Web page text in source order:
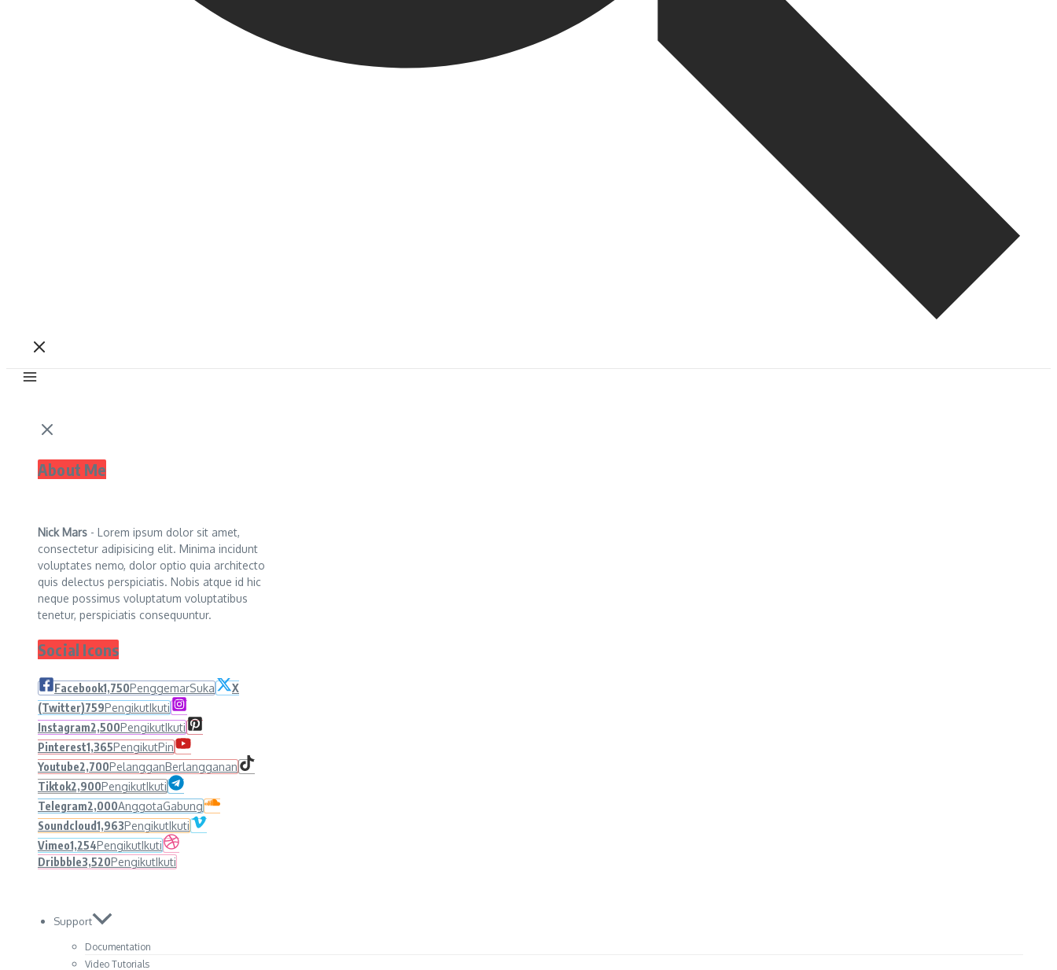
About Me
Nick Mars - Lorem ipsum dolor sit amet,
consectetur adipisicing elit. Minima incidunt
voluptates nemo, dolor optio quia architecto
quis delectus perspiciatis. Nobis atque id hic
neque possimus voluptatum voluptatibus
tenetur, perspiciatis consequuntur.
Social Icons
Facebook1,750PenggemarSuka
X
(Twitter)759PengikutIkuti
Instagram2,500PengikutIkuti
Pinterest1,365PengikutPin
Youtube2,700PelangganBerlangganan
Tiktok2,900PengikutIkuti
Telegram2,000AnggotaGabung
Soundcloud1,963PengikutIkuti
Vimeo1,254PengikutIkuti
Dribbble3,520PengikutIkuti
Support
Documentation
Video Tutorials